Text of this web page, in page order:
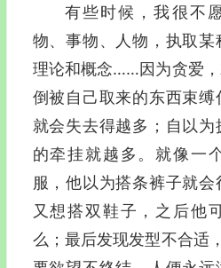
有些时候，我很不
物、事物、人物，执取某
理论和概念……因为贪爱
倒被自己取来的东西束
就会失去得越多；自以
的牵挂就越多。 就像一
服，他以为搭条裤子就
又想搭双鞋子，之后他
么；最后发现发型不合适